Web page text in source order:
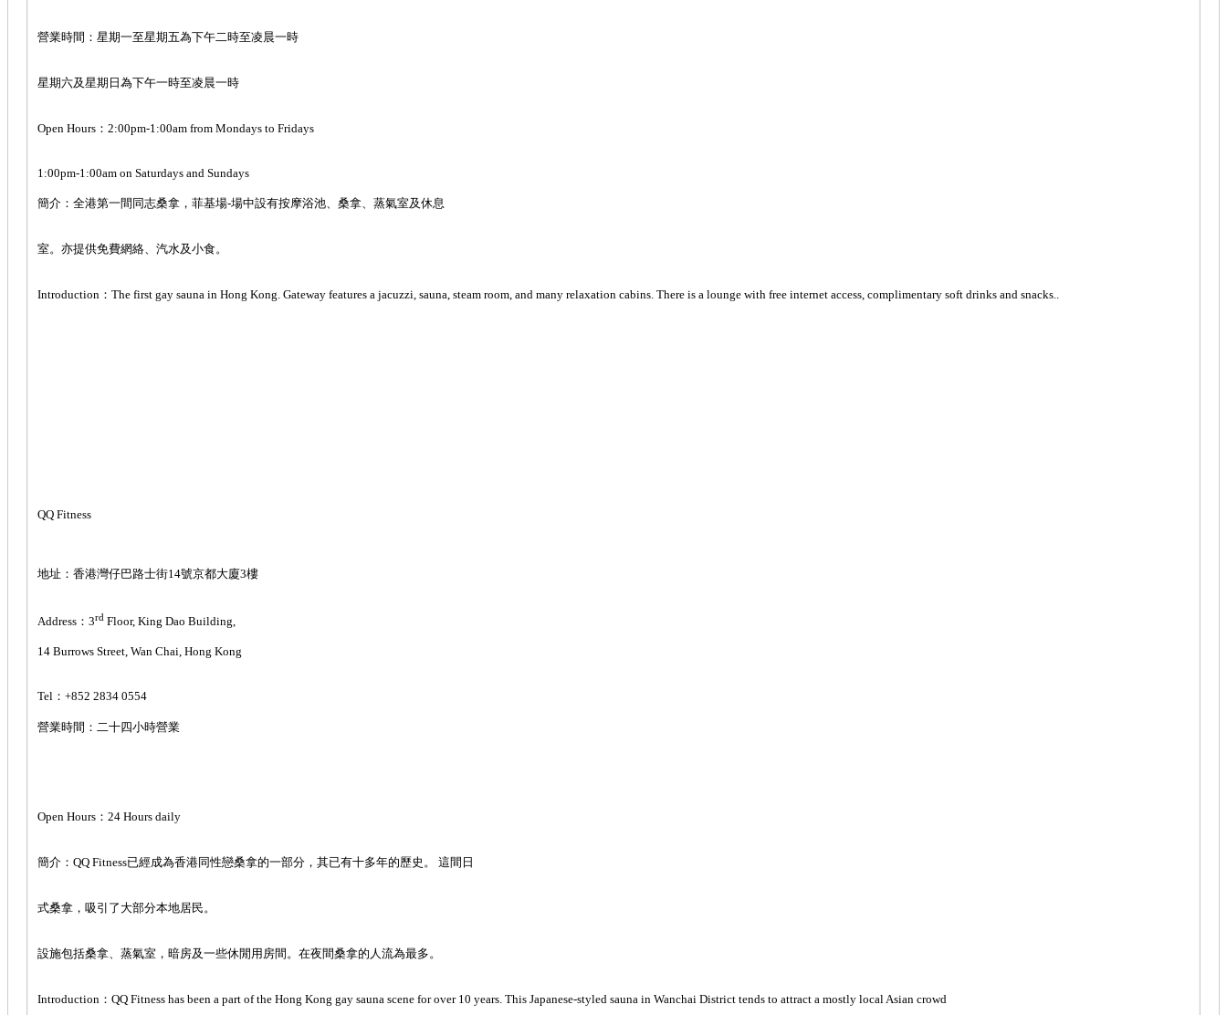
營業時間：星期一至星期五為下午二時至凌晨一時
星期六及星期日為下午一時至凌晨一時
Open Hours：2:00pm-1:00am from Mondays to Fridays
1:00pm-1:00am on Saturdays and Sundays
簡介：全港第一間同志桑拿，菲基場-場中設有按摩浴池、桑拿、蒸氣室及休息
室。亦提供免費網絡、汽水及小食。
Introduction：The first gay sauna in Hong Kong. Gateway features a jacuzzi, sauna, steam room, and many relaxation cabins. There is a lounge with free internet access, complimentary soft drinks and snacks..
QQ Fitness
地址：香港灣仔巴路士街14號京都大廈3樓
Address：3rd Floor, King Dao Building,
14 Burrows Street, Wan Chai, Hong Kong
Tel：+852 2834 0554
營業時間：二十四小時營業
Open Hours：24 Hours daily
簡介：QQ Fitness已經成為香港同性戀桑拿的一部分，其已有十多年的歷史。 這間日
式桑拿，吸引了大部分本地居民。
設施包括桑拿、蒸氣室，暗房及一些休閒用房間。在夜間桑拿的人流為最多。
Introduction：QQ Fitness has been a part of the Hong Kong gay sauna scene for over 10 years. This Japanese-styled sauna in Wanchai District tends to attract a mostly local Asian crowd